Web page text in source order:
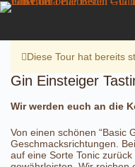
Diese Tour hat bereits
Gin Einsteiger
Wir werden euch an die
Von einen schönen “Basic
Geschmacksrichtungen.
auf eine Sorte Tonic